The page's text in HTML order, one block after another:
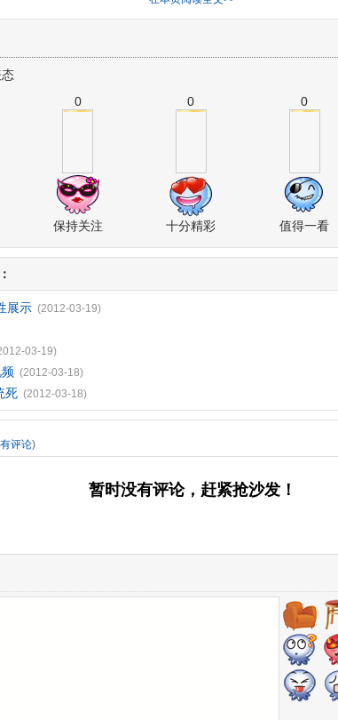
态
0
保持关注
0
十分精彩
0
值得一看
展示 (2012-03-19)
03-19)
(2012-03-18)
死 (2012-03-18)
评论)
暂时没有评论，赶紧抢沙发！